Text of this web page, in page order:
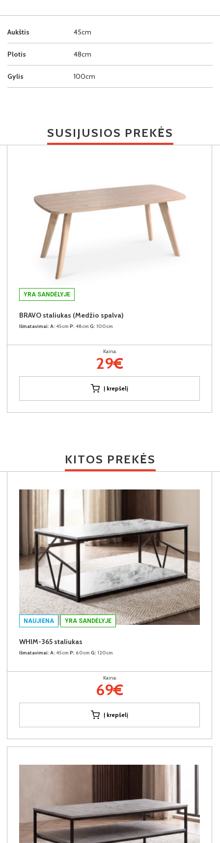
Aukštis 45cm
Plotis 48cm
Gylis 100cm
SUSIJUSIOS PREKĖS
YRA SANDĖLYJE
BRAVO staliukas (Medžio spalva)
Išmatavimai: A: 45cm P: 48cm G: 100cm
Kaina:
29€
Į krepšelį
KITOS PREKĖS
NAUJIENA YRA SANDĖLYJE
WHIM-365 staliukas
Išmatavimai: A: 45cm P: 60cm G: 120cm
Kaina:
69€
Į krepšelį